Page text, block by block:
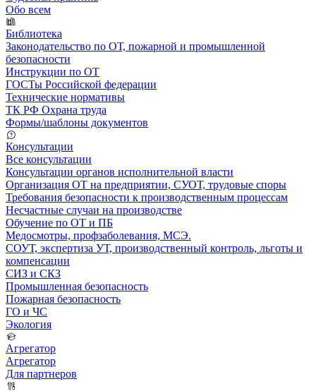
Обо всем
Библиотека
Законодательство по ОТ, пожарной и промышленной
безопасности
Инструкции по ОТ
ГОСТы Российской федерации
Технические нормативы
ТК РФ Охрана труда
Формы/шаблоны документов
Консультации
Все консультации
Консультации органов исполнительной власти
Организация ОТ на предприятии, СУОТ, трудовые споры
Требования безопасности к производственным процессам
Несчастные случаи на производстве
Обучение по ОТ и ПБ
Медосмотры, профзаболевания, МСЭ.
СОУТ, экспертиза УТ, производственный контроль, льготы и
компенсации
СИЗ и СКЗ
Промышленная безопасность
Пожарная безопасность
ГО и ЧС
Экология
Агрегатор
Агрегатор
Для партнеров